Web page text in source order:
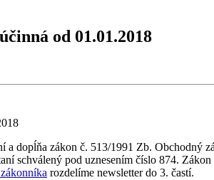
od 01.01.2018
dopĺňa zákon č. 513/1991 Zb.
schválený pod uznesením číslo 874.
rozdelíme newsletter do 3. častí.